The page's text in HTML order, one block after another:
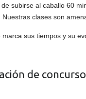
subirse al caballo 60
Nuestras clases son
marca sus tiempos y su
de